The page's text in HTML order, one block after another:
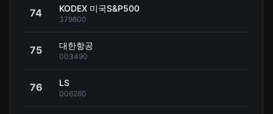
74 KODEX 미국S&P500
379800
75 대한항공
003490
76 LS
006260